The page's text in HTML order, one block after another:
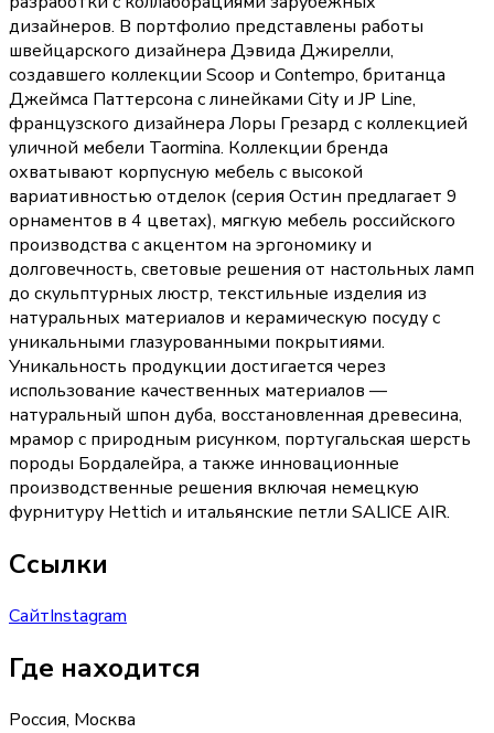
дизайнеров. В портфолио представлены работы
швейцарского дизайнера Дэвида Джирелли,
создавшего коллекции Scoop и Contempo, британца
Джеймса Паттерсона с линейками City и JP Line,
французского дизайнера Лоры Грезард с коллекцией
уличной мебели Taormina. Коллекции бренда
охватывают корпусную мебель с высокой
вариативностью отделок (серия Остин предлагает 9
орнаментов в 4 цветах), мягкую мебель российского
производства с акцентом на эргономику и
долговечность, световые решения от настольных ламп
до скульптурных люстр, текстильные изделия из
натуральных материалов и керамическую посуду с
уникальными глазурованными покрытиями.
Уникальность продукции достигается через
использование качественных материалов —
натуральный шпон дуба, восстановленная древесина,
мрамор с природным рисунком, португальская шерсть
породы Бордалейра, а также инновационные
производственные решения включая немецкую
фурнитуру Hettich и итальянские петли SALICE AIR.
Ссылки
СайтInstagram
Где находится
Россия, Москва